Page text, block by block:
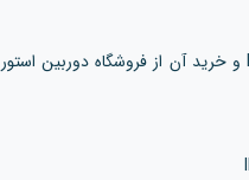
برای استعلام قیمت دوربین مداربسته IMOU REX 2D مدل IPC-GK2DP-5C0W و خرید آن از فروشگاه دوربین استور